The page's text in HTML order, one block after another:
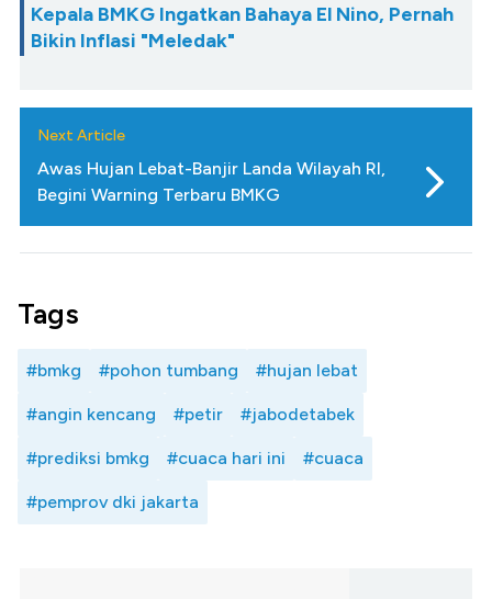
Kepala BMKG Ingatkan Bahaya El Nino, Pernah
Bikin Inflasi "Meledak"
Next Article
Awas Hujan Lebat-Banjir Landa Wilayah RI,
Begini Warning Terbaru BMKG
Tags
#bmkg #pohon tumbang #hujan lebat
#angin kencang #petir #jabodetabek
#prediksi bmkg #cuaca hari ini #cuaca
#pemprov dki jakarta